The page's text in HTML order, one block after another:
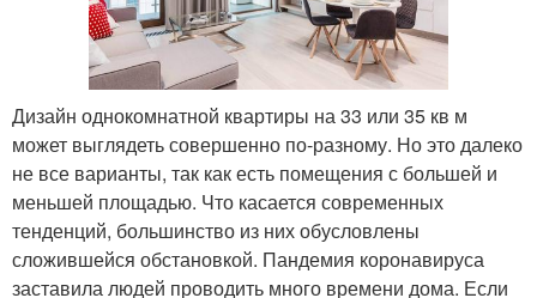
Дизайн однокомнатной квартиры на 33 или 35 кв м
может выглядеть совершенно по-разному. Но это далеко
не все варианты, так как есть помещения с большей и
меньшей площадью. Что касается современных
тенденций, большинство из них обусловлены
сложившейся обстановкой. Пандемия коронавируса
заставила людей проводить много времени дома. Если